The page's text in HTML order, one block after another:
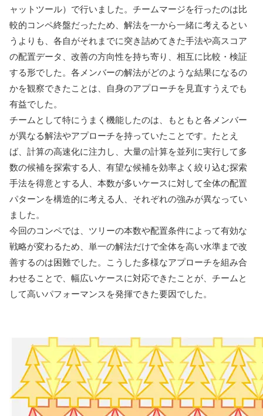
ャットツール）で行いました。チームマージを行ったのは比
較的コンペ終盤だったため、解法を一から一緒に考えるとい
うよりも、各自がそれまでに突き詰めてきた手法や高スコア
の配置データ、改善の方向性を持ち寄り、相互に比較・検証
する形でした。各メンバーの解法がどのような結果になるの
かを観察できたことは、自身のアプローチを見直すうえでも
有益でした。
チームとして特にうまく機能したのは、もともと各メンバー
が異なる解法やアプローチを持っていたことです。たとえ
ば、計算の高速化に注力し、大量の計算を並列に実行して多
数の候補を探索する人、有望な候補を効率よく絞り込む探索
手法を得意とする人、本数が多いケースに対して全体の配置
パターンを構造的に考える人、それぞれの強みが異なってい
ました。
今回のコンペでは、ツリーの本数や配置条件によって有効な
戦略が変わるため、単一の解法だけで全体を高い水準まで改
善するのは困難でした。こうした多様なアプローチを組み合
わせることで、幅広いケースに対応できたことが、チームと
して高いパフォーマンスを発揮できた要因でした。